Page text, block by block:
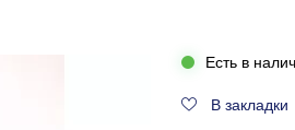
Есть в
В закладки